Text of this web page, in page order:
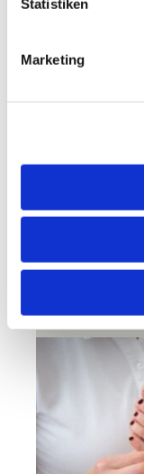
Statistiken
Marketing